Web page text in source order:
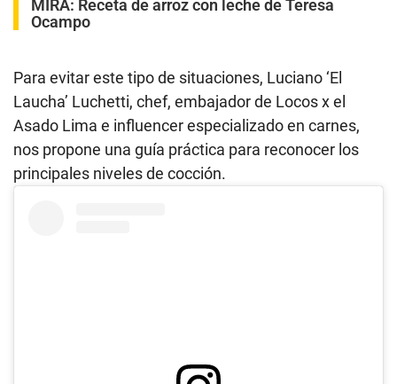
MIRA: Receta de arroz con leche de Teresa
Ocampo
Para evitar este tipo de situaciones, Luciano ‘El
Laucha’ Luchetti, chef, embajador de Locos x el
Asado Lima e influencer especializado en carnes,
nos propone una guía práctica para reconocer los
principales niveles de cocción.